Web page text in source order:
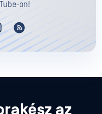
on!